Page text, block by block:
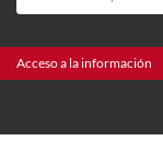
Acceso a la información